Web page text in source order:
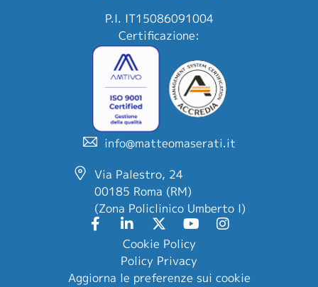
P.I. IT15086091004
info@matteomaserati.it
Via Palestro, 24
00185 Roma (RM)
(Zona Policlinico Umberto I)
Certificazione:
Cookie Policy
Policy Privacy
Aggiorna le preferenze sui cookie